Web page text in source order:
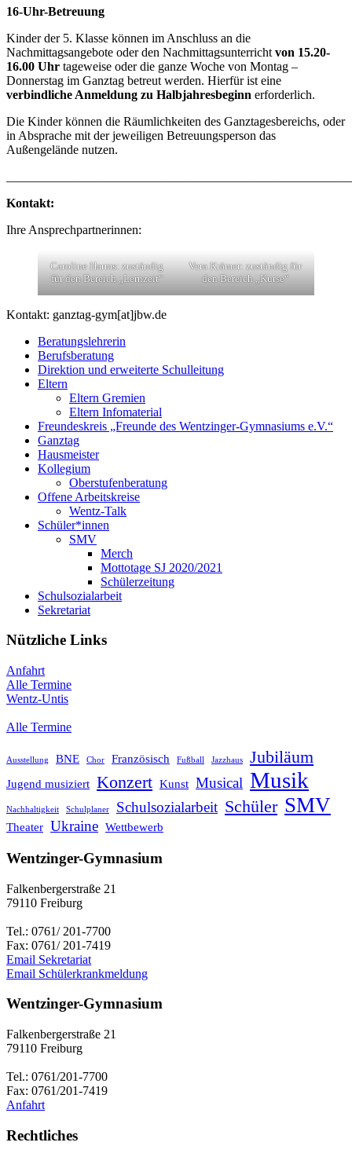
16-Uhr-Betreuung
Kinder der 5. Klasse können im Anschluss an die
Nachmittagsangebote oder den Nachmittagsunterricht von 15.20-
16.00 Uhr tageweise oder die ganze Woche von Montag –
Donnerstag im Ganztag betreut werden. Hierfür ist eine
verbindliche Anmeldung zu Halbjahresbeginn erforderlich.
Die Kinder können die Räumlichkeiten des Ganztagesbereichs, oder
in Absprache mit der jeweiligen Betreuungsperson das
Außengelände nutzen.
Kontakt:
Ihre Ansprechpartnerinnen:
Caroline Harms: zuständig
für den Bereich „Lernzeit“
Vera Krämer: zuständig für
den Bereich „Kurse“
Kontakt: ganztag-gym[at]jbw.de
Beratungslehrerin
Berufsberatung
Direktion und erweiterte Schulleitung
Eltern
Eltern Gremien
Eltern Infomaterial
Freundeskreis „Freunde des Wentzinger-Gymnasiums e.V.“
Ganztag
Hausmeister
Kollegium
Oberstufenberatung
Offene Arbeitskreise
Wentz-Talk
Schüler*innen
SMV
Merch
Mottotage SJ 2020/2021
Schülerzeitung
Schulsozialarbeit
Sekretariat
Nützliche Links
Anfahrt
Alle Termine
Wentz-Untis
Alle Termine
Ausstellung BNE Chor Französisch Fußball Jazzhaus Jubiläum
Jugend musiziert Konzert Kunst Musical Musik
Nachhaltigkeit Schulplaner Schulsozialarbeit Schüler SMV
Theater Ukraine Wettbewerb
Wentzinger-Gymnasium
Falkenbergerstraße 21
79110 Freiburg
Tel.: 0761/ 201-7700
Fax: 0761/ 201-7419
Email Sekretariat
Email Schülerkrankmeldung
Wentzinger-Gymnasium
Falkenbergerstraße 21
79110 Freiburg
Tel.: 0761/201-7700
Fax: 0761/201-7419
Anfahrt
Rechtliches